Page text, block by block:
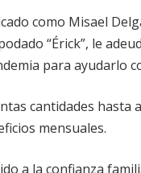
como Misael
“Érick”, le
para ayudarlo
cantidades hasta
mensuales.
a la confianza